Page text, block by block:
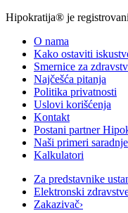
Hipokratija® je
O nama
Kako ostaviti
Smernice za
Najčešća pitanja
Politika privatnosti
Uslovi korišćenja
Kontakt
Postani partner
Naši primeri saradnje
Kalkulatori
Za predstavnike
Elektronski
Zakazivač›